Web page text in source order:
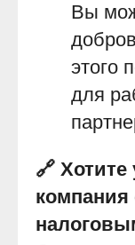
Вы
этого
для
🔗
компания